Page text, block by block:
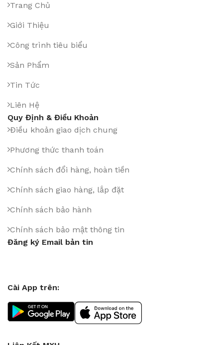
Trang Chủ
Giới Thiệu
Công trình tiêu biểu
Sản Phẩm
Tin Tức
Liên Hệ
Quy Định & Điều Khoản
Điều khoản giao dịch chung
Phương thức thanh toán
Chính sách đổi hàng, hoàn tiền
Chính sách giao hàng, lắp đặt
Chính sách bảo hành
Chính sách bảo mật thông tin
Đăng ký Email bản tin
Cài App trên: